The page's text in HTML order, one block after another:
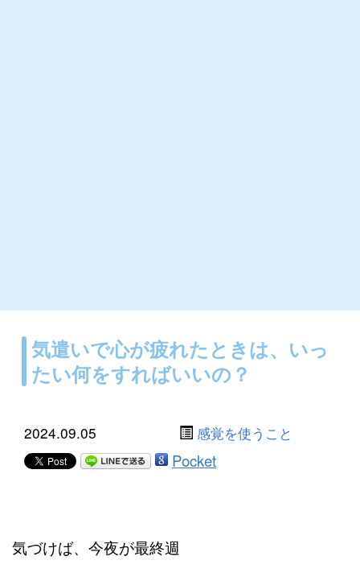
気遣いで心が疲れたときは、いっ
たい何をすればいいの？
2024.09.05 感覚を使うこと
Pocket
気づけば、今夜が最終週